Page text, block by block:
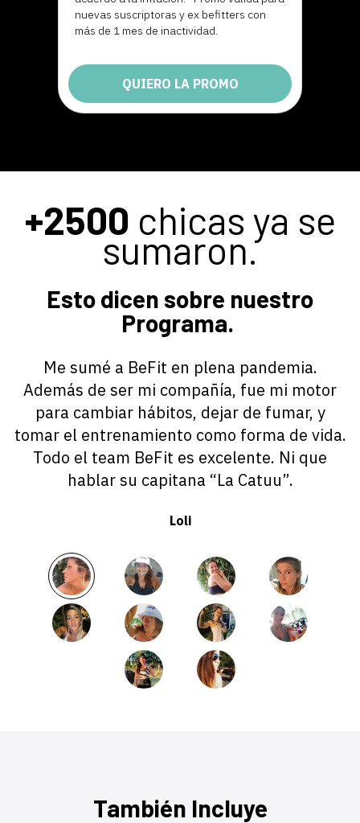
nuevas suscriptoras y ex befitters con
más de 1 mes de inactividad.
QUIERO LA PROMO
+2500 chicas ya se
sumaron.
Esto dicen sobre nuestro
Programa.
Me sumé a BeFit en plena pandemia.
Además de ser mi compañía, fue mi motor
para cambiar hábitos, dejar de fumar, y
tomar el entrenamiento como forma de vida.
Todo el team BeFit es excelente. Ni que
hablar su capitana “La Catuu”.
Loli
También Incluye